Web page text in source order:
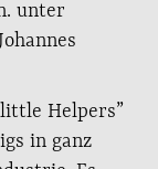
unter
Helpers”
in ganz